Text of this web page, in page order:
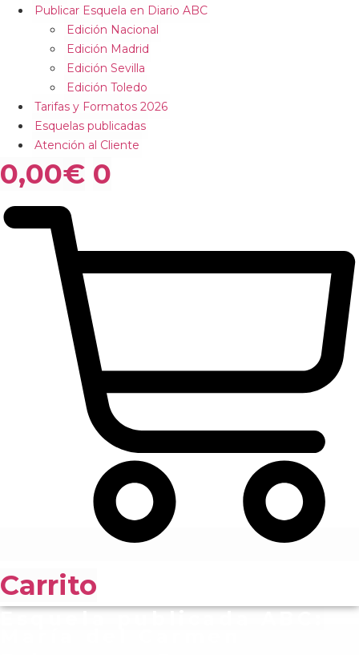
Publicar Esquela en Diario ABC
Edición Nacional
Edición Madrid
Edición Sevilla
Edición Toledo
Tarifas y Formatos 2026
Esquelas publicadas
Atención al Cliente
0,00€ 0
Carrito